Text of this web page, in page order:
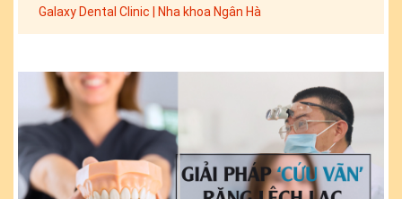
Galaxy Dental Clinic | Nha khoa Ngân Hà